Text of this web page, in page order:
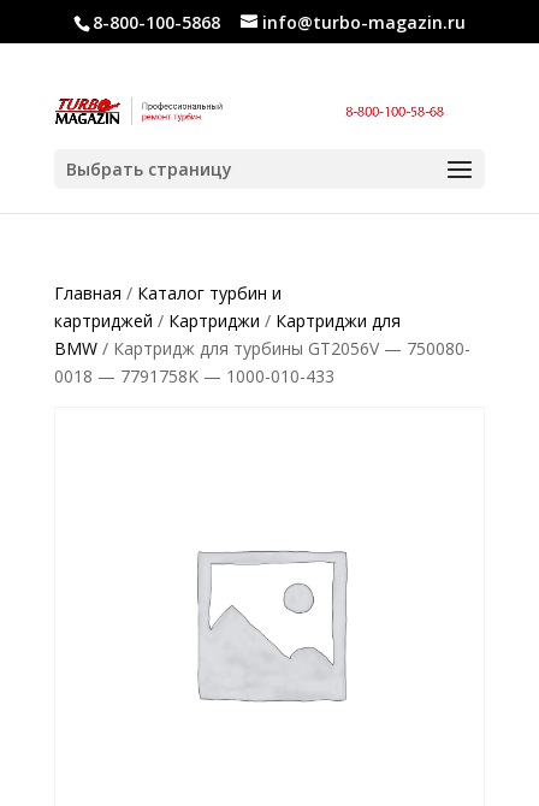
8-800-100-5868 info@turbo-magazin.ru
Выбрать страницу
Главная / Каталог турбин и
картриджей / Картриджи / Картриджи для
BMW/ Картридж для турбины GT2056V — 750080-
0018 — 7791758K — 1000-010-433